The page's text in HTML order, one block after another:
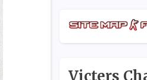
Victers